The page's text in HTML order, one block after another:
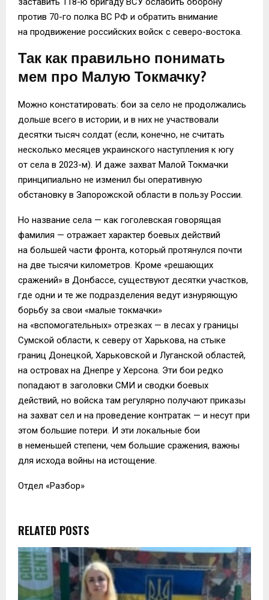
против 70-го полка ВС РФ и обратить внимание
на продвижение российских войск с северо-востока.
Так как правильно понимать
мем про Малую Токмачку?
Можно констатировать: бои за село не продолжались
дольше всего в истории, и в них не участвовали
десятки тысяч солдат (если, конечно, не считать
несколько месяцев украинского наступления к югу
от села в 2023-м). И даже захват Малой Токмачки
принципиально не изменил бы оперативную
обстановку в Запорожской области в пользу России.
Но название села — как гоголевская говорящая
фамилия — отражает характер боевых действий
на большей части фронта, который протянулся почти
на две тысячи километров. Кроме «решающих
сражений» в Донбассе, существуют десятки участков,
где одни и те же подразделения ведут изнуряющую
борьбу за свои «малые токмачки»
на «вспомогательных» отрезках — в лесах у границы
Сумской области, к северу от Харькова, на стыке
границ Донецкой, Харьковской и Луганской областей,
на островах на Днепре у Херсона. Эти бои редко
попадают в заголовки СМИ и сводки боевых
действий, но войска там регулярно получают приказы
на захват сел и на проведение контратак — и несут при
этом большие потери. И эти локальные бои
в неменьшей степени, чем большие сражения, важны
для исхода войны на истощение.
Отдел «Разбор»
RELATED POSTS